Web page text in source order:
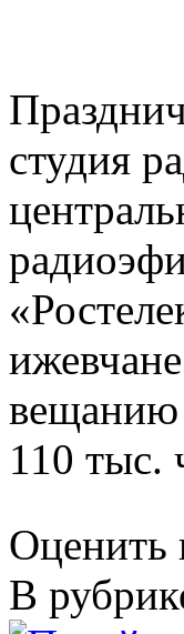
студия
вещанию
110 тыс.
Оценить
В